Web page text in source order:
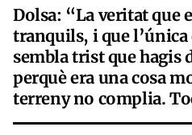
Dolsa: “La veritat que
tranquils, i que l’única
sembla trist que hagis
perquè era una cosa
terreny no complia.